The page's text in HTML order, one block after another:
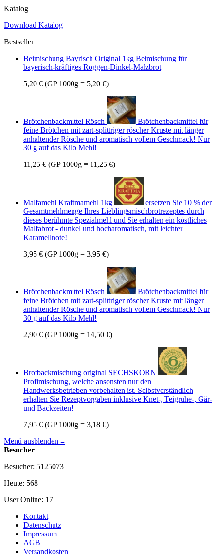
Katalog
Download Katalog
Bestseller
Beimischung Bayrisch Original 1kg Beimischung für
bayerisch-kräftiges Roggen-Dinkel-Malzbrot
5,20 € (GP 1000g = 5,20 €)
Brötchenbackmittel Rösch
Brötchenbackmittel für
feine Brötchen mit zart-splittriger röscher Kruste mit länger
anhaltender Rösche und aromatisch vollem Geschmack! Nur
30 g auf das Kilo Mehl!
11,25 € (GP 1000g = 11,25 €)
Malfamehl Kraftmamehl 1kg
ersetzen Sie 10 % der
Gesamtmehlmenge Ihres Lieblingsmischbrotrezeptes durch
dieses berühmte Spezialmehl und Sie erhalten ein köstliches
Malfabrot - dunkel und hocharomatisch, mit leichter
Karamellnote!
3,95 € (GP 1000g = 3,95 €)
Brötchenbackmittel Rösch
Brötchenbackmittel für
feine Brötchen mit zart-splittriger röscher Kruste mit länger
anhaltender Rösche und aromatisch vollem Geschmack! Nur
30 g auf das Kilo Mehl!
2,90 € (GP 1000g = 14,50 €)
Brotbackmischung original SECHSKORN
Profimischung, welche ansonsten nur den
Handwerksbetrieben vorbehalten ist. Selbstverständlich
erhalten Sie Rezeptvorgaben inklusive Knet-, Teigruhe-, Gär-
und Backzeiten!
7,95 € (GP 1000g = 3,18 €)
Menü ausblenden ≡
Besucher
Besucher: 5125073
Heute: 568
User Online: 17
Kontakt
Datenschutz
Impressum
AGB
Versandkosten